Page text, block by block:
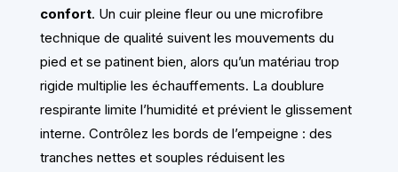
confort. Un cuir pleine fleur ou une microfibre
technique de qualité suivent les mouvements du
pied et se patinent bien, alors qu’un matériau trop
rigide multiplie les échauffements. La doublure
respirante limite l’humidité et prévient le glissement
interne. Contrôlez les bords de l’empeigne : des
tranches nettes et souples réduisent les